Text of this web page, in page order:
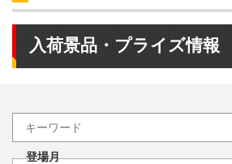
入荷景品・プライズ情報
登場月